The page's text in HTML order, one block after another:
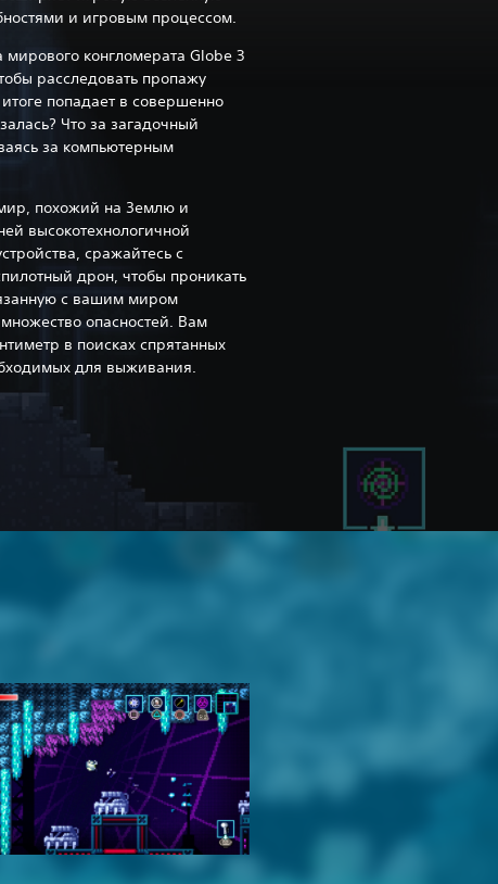
и игровым процессом.
конгломерата Globe 3
расследовать пропажу
попадает в совершенно
Что за загадочный
за компьютерным
похожий на Землю и
высокотехнологичной
сражайтесь с
дрон, чтобы проникать
с вашим миром
опасностей. Вам
в поисках спрятанных
для выживания.